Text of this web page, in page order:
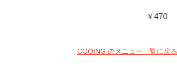
￥470
COOING のメニュー一覧に戻る